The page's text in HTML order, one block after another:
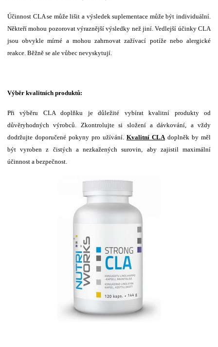
Účinnost CLA se může lišit a výsledek suplementace může být individuální.
Někteří mohou pozorovat výraznější výsledky než jiní. Vedlejší účinky CLA
jsou obvykle mírné a mohou zahrnovat zažívací potíže nebo alergické
reakce. Běžně se ale vůbec nevyskytují.
Výběr kvalitních produktů:
Při výběru CLA doplňku je důležité vybírat kvalitní produkty od
důvěryhodných výrobců. Zkontrolujte si složení a dávkování, a vždy
dodržujte doporučené pokyny pro užívání. Kvalitní CLAdoplněk by měl
být vyroben z čistých a nezkažených surovin, aby zajistil maximální
účinnost a bezpečnost.